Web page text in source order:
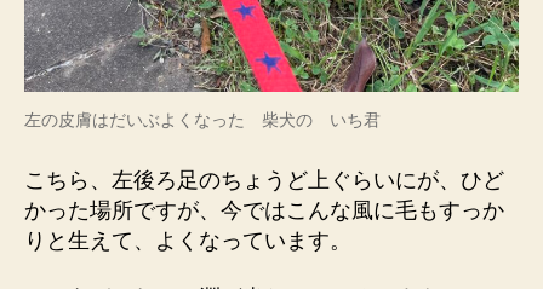
左の皮膚はだいぶよくなった 柴犬の いち君
こちら、左後ろ足のちょうど上ぐらいにが、ひど
かった場所ですが、今ではこんな風に毛もすっか
りと生えて、よくなっています。